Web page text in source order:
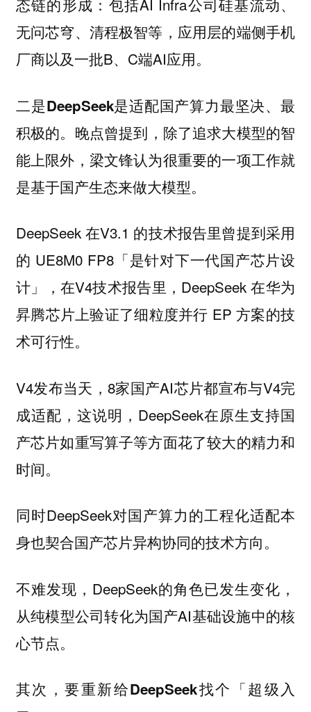
态链的形成： 包括AI Infra公司硅基流动、
无问芯穹、清程极智等，应用层的端侧手机
厂商以及一批B、C端AI应用。
二是DeepSeek是适配国产算力最坚决、最
积极的。 晚点曾提到，除了追求大模型的智
能上限外，梁文锋认为很重要的一项工作就
是基于国产生态来做大模型。
DeepSeek 在V3.1 的技术报告里曾提到采用
的 UE8M0 FP8「是针对下一代国产芯片设
计」，在V4技术报告里，DeepSeek 在华为
昇腾芯片上验证了细粒度并行 EP 方案的技
术可行性。
V4发布当天，8家国产AI芯片都宣布与V4完
成适配，这说明，DeepSeek在原生支持国
产芯片如重写算子等方面花了较大的精力和
时间。
同时DeepSeek对国产算力的工程化适配本
身也契合国产芯片异构协同的技术方向。
不难发现，DeepSeek的角色已发生变化，
从纯模型公司转化为国产AI基础设施中的核
心节点。
其次，要重新给DeepSeek找个「超级入